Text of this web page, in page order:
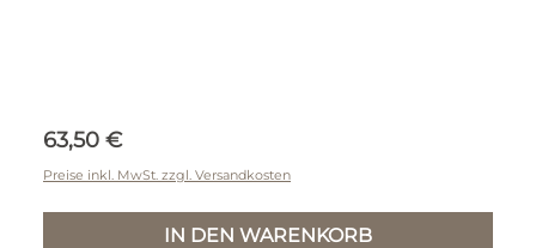
Regulärer Preis:
63,50 €
Preise inkl. MwSt. zzgl. Versandkosten
IN DEN WARENKORB